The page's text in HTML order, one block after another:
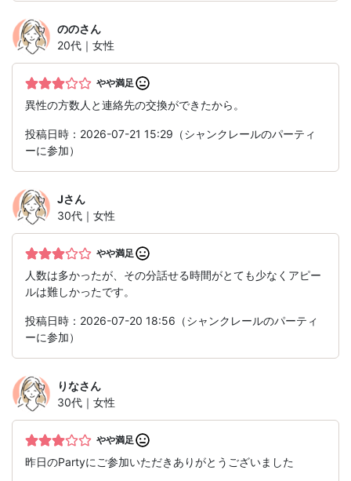
ののさん
20代｜女性
やや満足
異性の方数人と連絡先の交換ができたから。
投稿日時：2026-07-21 15:29（シャンクレールのパーティ
ーに参加）
Jさん
30代｜女性
やや満足
人数は多かったが、その分話せる時間がとても少なくアピー
ルは難しかったです。
投稿日時：2026-07-20 18:56（シャンクレールのパーティ
ーに参加）
りなさん
30代｜女性
やや満足
昨日のPartyにご参加いただきありがとうございました